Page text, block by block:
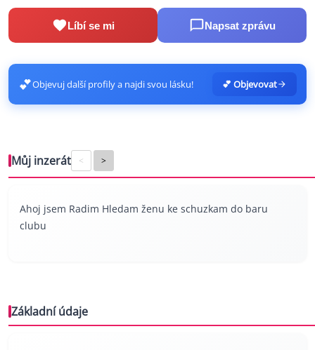
Líbí se mi Napsat zprávu
💕Objevuj další profily a najdi svou lásku! 💕 Objevovat
Můj inzerát < >
Ahoj jsem Radim Hledam ženu ke schuzkam do baru
clubu
Základní údaje